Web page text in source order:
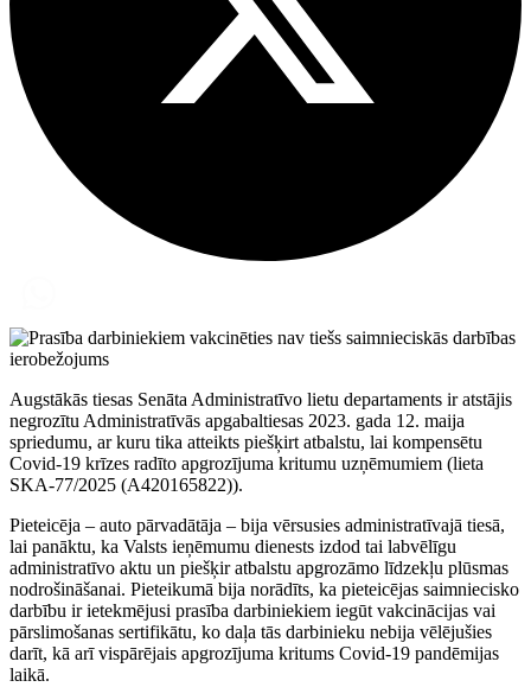
Augstākās tiesas Senāta Administratīvo lietu departaments ir atstājis
negrozītu Administratīvās apgabaltiesas 2023. gada 12. maija
spriedumu, ar kuru tika atteikts piešķirt atbalstu, lai kompensētu
Covid-19 krīzes radīto apgrozījuma kritumu uzņēmumiem (lieta
SKA-77/2025 (A420165822)).
Pieteicēja – auto pārvadātāja – bija vērsusies administratīvajā tiesā,
lai panāktu, ka Valsts ieņēmumu dienests izdod tai labvēlīgu
administratīvo aktu un piešķir atbalstu apgrozāmo līdzekļu plūsmas
nodrošināšanai. Pieteikumā bija norādīts, ka pieteicējas saimniecisko
darbību ir ietekmējusi prasība darbiniekiem iegūt vakcinācijas vai
pārslimošanas sertifikātu, ko daļa tās darbinieku nebija vēlējušies
darīt, kā arī vispārējais apgrozījuma kritums Covid-19 pandēmijas
laikā.